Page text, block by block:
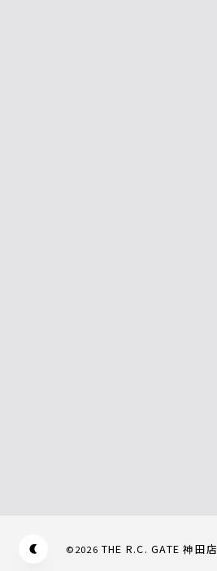
©2026 THE R.C. GATE 神田店
Appearance mode switch